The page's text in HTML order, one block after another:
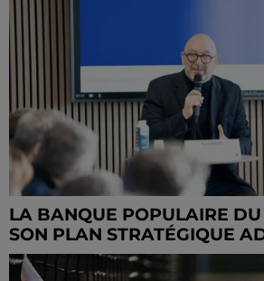
LA BANQUE POPULAIRE
SON PLAN STRATÉGIQUE